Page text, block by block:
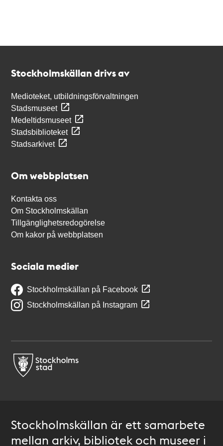
Stockholmskällan drivs av
Medioteket, utbildningsförvaltningen
Stadsmuseet
Medeltidsmuseet
Stadsbiblioteket
Stadsarkivet
Om webbplatsen
Kontakta oss
Om Stockholmskällan
Tillgänglighetsredogörelse
Om kakor på webbplatsen
Sociala medier
Stockholmskällan på Facebook
Stockholmskällan på Instagram
Stockholmskällan är ett samarbete
mellan arkiv, bibliotek och museer i